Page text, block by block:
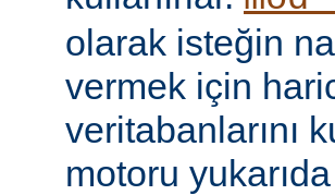
olarak isteğin
vermek için
veritabanlarını
motoru